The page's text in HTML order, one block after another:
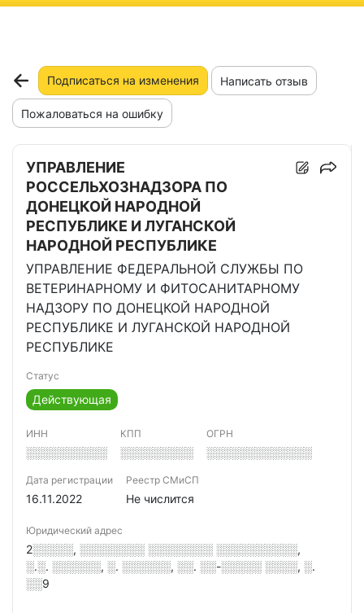
Подписаться на изменения Написать отзыв
Пожаловаться на ошибку
УПРАВЛЕНИЕ
РОССЕЛЬХОЗНАДЗОРА ПО
ДОНЕЦКОЙ НАРОДНОЙ
РЕСПУБЛИКЕ И ЛУГАНСКОЙ
НАРОДНОЙ РЕСПУБЛИКЕ
УПРАВЛЕНИЕ ФЕДЕРАЛЬНОЙ СЛУЖБЫ ПО
ВЕТЕРИНАРНОМУ И ФИТОСАНИТАРНОМУ
НАДЗОРУ ПО ДОНЕЦКОЙ НАРОДНОЙ
РЕСПУБЛИКЕ И ЛУГАНСКОЙ НАРОДНОЙ
РЕСПУБЛИКЕ
Статус
Действующая
ИНН
░░░░░░░░░░
КПП
░░░░░░░░░
ОГРН
░░░░░░░░░░░░░
Дата регистрации
16.11.2022
Реестр СМиСП
Не числится
Юридический адрес
2░░░░░, ░░░░░░░░ ░░░░░░░░ ░░░░░░░░░░,
░.░. ░░░░░░, ░. ░░░░░░, ░░. ░░-░░░░░ ░░░░, ░.
░░9